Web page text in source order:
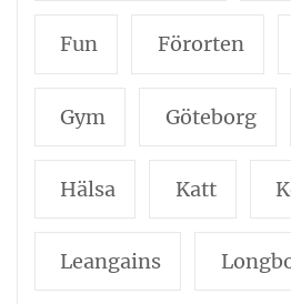
Fun Förorten
Gym Göteborg
Hälsa Katt
Leangains